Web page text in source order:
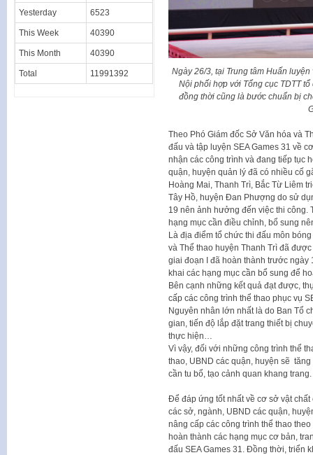
Ngày 26/3, tại Trung tâm Huấn
Nội phối hợp với Tổng cục TDTT
đồng thời cũng là bước chuẩn bị
Theo Phó Giám đốc Sở Văn hóa và
đấu và tập luyện SEA Games 31 về
nhận các công trình và đang tiếp tục
quận, huyện quản lý đã có nhiều cố
Hoàng Mai, Thanh Trì, Bắc Từ Liêm
Tây Hồ, huyện Đan Phượng do sử
19 nên ảnh hưởng đến việc thi công.
hạng mục cần điều chỉnh, bổ sung
Là địa điểm tổ chức thi đấu môn
và Thể thao huyện Thanh Trì đã
giai đoạn I đã hoàn thành trước ngày
khai các hạng mục cần bổ sung để
Bên cạnh những kết quả đạt được,
cấp các công trình thể thao phục vụ
Nguyên nhân lớn nhất là do Ban Tổ
gian, tiến độ lắp đặt trang thiết bị
thực hiện…
Vì vậy, đối với những công trình thể
thao, UBND các quận, huyện sẽ
cần tu bổ, tạo cảnh quan khang trang.
Để đáp ứng tốt nhất về cơ sở vật
các sở, ngành, UBND các quận,
nâng cấp các công trình thể thao
hoàn thành các hạng mục cơ bản,
đấu SEA Games 31. Đồng thời, triển
Yesterday 6523
This Week 40390
This Month 40390
Total 11991392